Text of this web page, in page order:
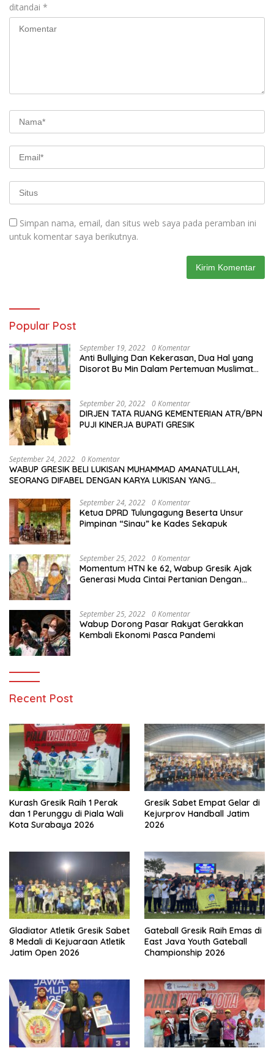
ditandai *
Simpan nama, email, dan situs web saya pada peramban ini
untuk komentar saya berikutnya.
Popular Post
September 19, 2022 0 Komentar
Anti Bullying Dan Kekerasan, Dua Hal yang
Disorot Bu Min Dalam Pertemuan Muslimat
September 20, 2022 0 Komentar
DIRJEN TATA RUANG KEMENTERIAN ATR/BPN
PUJI KINERJA BUPATI GRESIK
September 24, 2022 0 Komentar
WABUP GRESIK BELI LUKISAN MUHAMMAD AMANATULLAH,
SEORANG DIFABEL DENGAN KARYA LUKISAN YANG
September 24, 2022 0 Komentar
Ketua DPRD Tulungagung Beserta Unsur
Pimpinan “Sinau” ke Kades Sekapuk
September 25, 2022 0 Komentar
Momentum HTN ke 62, Wabup Gresik Ajak
Generasi Muda Cintai Pertanian Dengan
September 25, 2022 0 Komentar
Wabup Dorong Pasar Rakyat Gerakkan
Kembali Ekonomi Pasca Pandemi
Recent Post
Kurash Gresik Raih 1 Perak
dan 1 Perunggu di Piala Wali
Kota Surabaya 2026
Gresik Sabet Empat Gelar di
Kejurprov Handball Jatim
2026
Gladiator Atletik Gresik Sabet
8 Medali di Kejuaraan Atletik
Jatim Open 2026
Gateball Gresik Raih Emas di
East Java Youth Gateball
Championship 2026